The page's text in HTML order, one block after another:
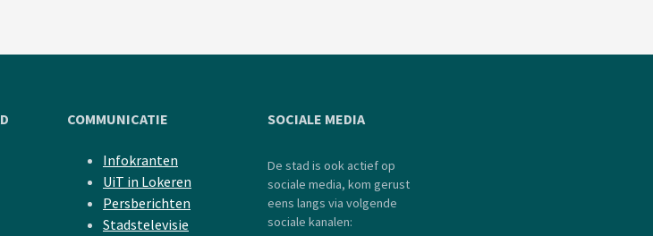
COMMUNICATIE
Infokranten
UiT in Lokeren
Persberichten
Stadstelevisie
SOCIALE MEDIA
De stad is ook actief op
sociale media, kom gerust
eens langs via volgende
sociale kanalen: